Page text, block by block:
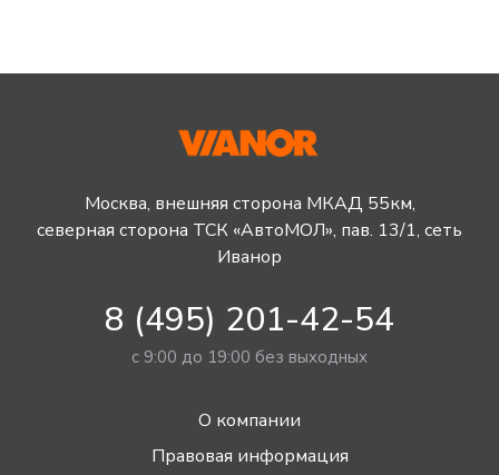
Москва, внешняя сторона МКАД 55км,
северная сторона ТСК «АвтоМОЛ», пав. 13/1, сеть
Иванор
8 (495) 201-42-54
с 9:00 до 19:00 без выходных
О компании
Правовая информация